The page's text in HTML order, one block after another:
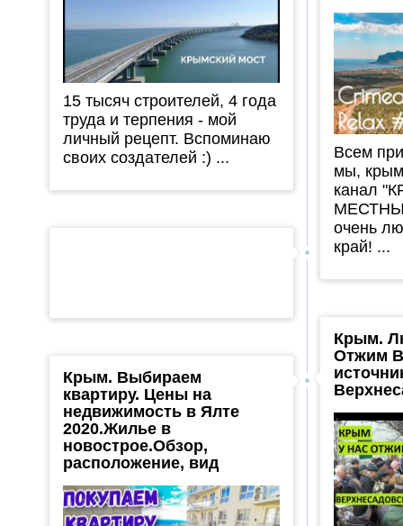
15 тысяч строителей, 4 года
труда и терпения - мой
личный рецепт. Вспоминаю
своих создателей :) ...
Всем
мы,
канал
очень
край! ...
Крым.
Отжим
Крым. Выбираем
квартиру. Цены на
недвижимость в Ялте
2020.Жилье в
новострое.Обзор,
расположение, вид